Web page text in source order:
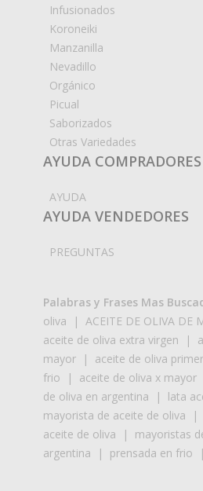
Infusionados
Koroneiki
Manzanilla
Nevadillo
Orgánico
Picual
Saborizados
Otras Variedades
AYUDA COMPRADORES
AYUDA
AYUDA VENDEDORES
PREGUNTAS
Palabras y Frases Mas
oliva | ACEITE DE OLIVA DE
aceite de oliva extra virgen |
mayor | aceite de oliva
frio | aceite de oliva x mayor
de oliva en argentina | lata
mayorista de aceite de oliva |
aceite de oliva | mayoristas
argentina | prensada en frio |